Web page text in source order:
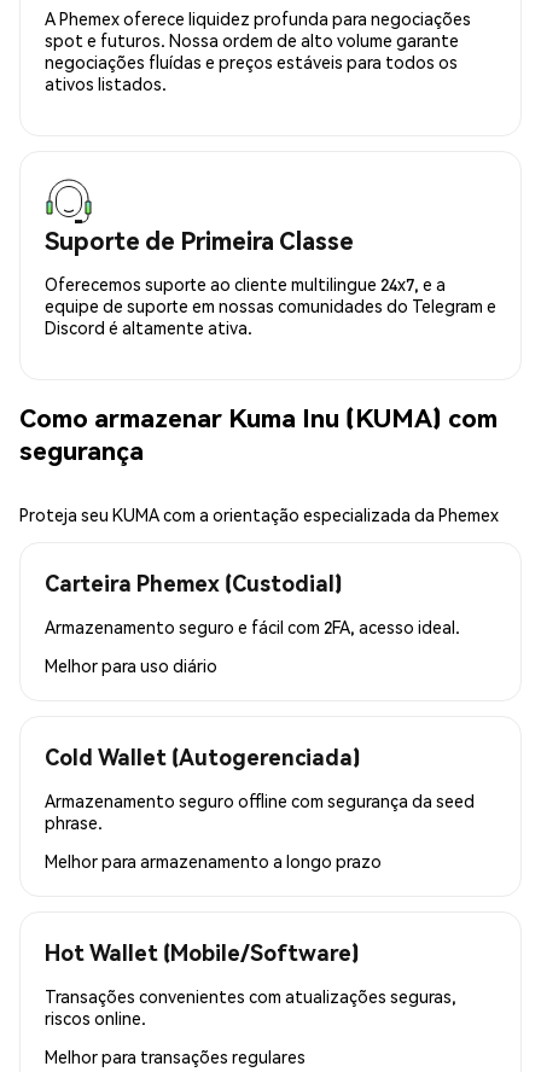
A Phemex oferece liquidez profunda para negociações
spot e futuros. Nossa ordem de alto volume garante
negociações fluídas e preços estáveis para todos os
ativos listados.
Suporte de Primeira Classe
Oferecemos suporte ao cliente multilingue 24x7, e a
equipe de suporte em nossas comunidades do Telegram e
Discord é altamente ativa.
Como armazenar Kuma Inu (KUMA) com
segurança
Proteja seu KUMA com a orientação especializada da Phemex
Carteira Phemex (Custodial)
Armazenamento seguro e fácil com 2FA, acesso ideal.
Melhor para uso diário
Cold Wallet (Autogerenciada)
Armazenamento seguro offline com segurança da seed
phrase.
Melhor para armazenamento a longo prazo
Hot Wallet (Mobile/Software)
Transações convenientes com atualizações seguras,
riscos online.
Melhor para transações regulares